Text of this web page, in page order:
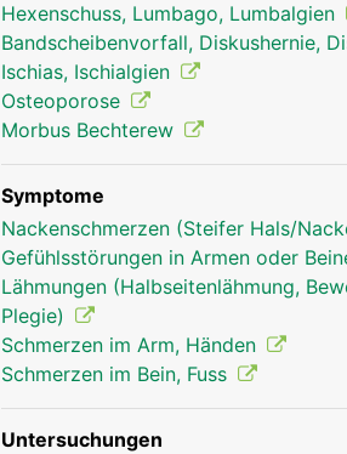
Hexenschuss, Lumbago, Lumbalgien
Bandscheibenvorfall, Diskushernie,
Ischias, Ischialgien
Osteoporose
Morbus Bechterew
Symptome
Nackenschmerzen (Steifer Hals/
Gefühlsstörungen in Armen oder
Lähmungen (Halbseitenlähmung,
Plegie)
Schmerzen im Arm, Händen
Schmerzen im Bein, Fuss
Untersuchungen